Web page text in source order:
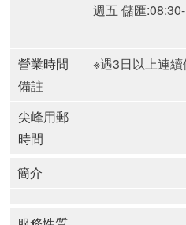
週五 儲匯
營業時間
備註
※遇3日以上連續
尖峰用郵
時間
簡介